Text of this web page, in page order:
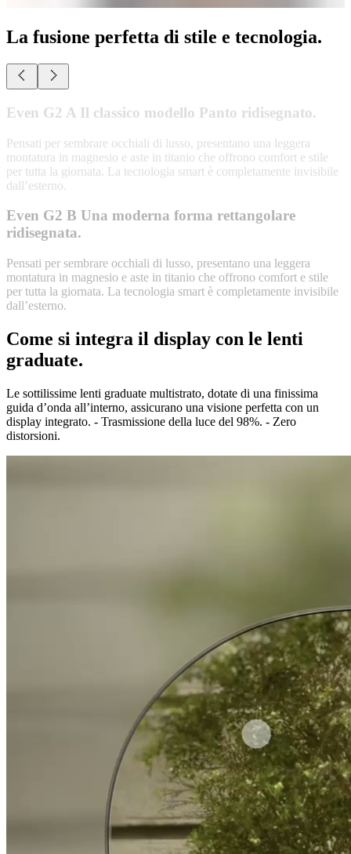
La fusione perfetta di stile e tecnologia.
Even G2 B Una moderna forma rettangolare
Pensati per sembrare occhiali di lusso, presentano una leggera
montatura in magnesio e aste in titanio che offrono comfort e stile
per tutta la giornata. La tecnologia smart è completamente invisibile
Come si integra il display con le lenti
graduate.
Le sottilissime lenti graduate multistrato, dotate di una finissima
guida d’onda all’interno, assicurano una visione perfetta con un
distorsioni.